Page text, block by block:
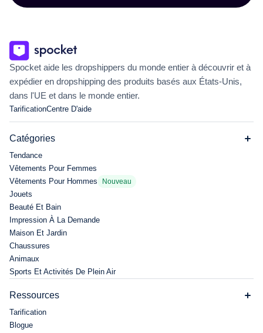
Spocket aide les dropshippers du monde entier à découvrir et à
expédier en dropshipping des produits basés aux États-Unis,
dans l'UE et dans le monde entier.
TarificationCentre D'aide
Catégories
Tendance
Vêtements Pour Femmes
Vêtements Pour Hommes
Nouveau
Jouets
Beauté Et Bain
Impression À La Demande
Maison Et Jardin
Chaussures
Animaux
Sports Et Activités De Plein Air
Ressources
Tarification
Blogue